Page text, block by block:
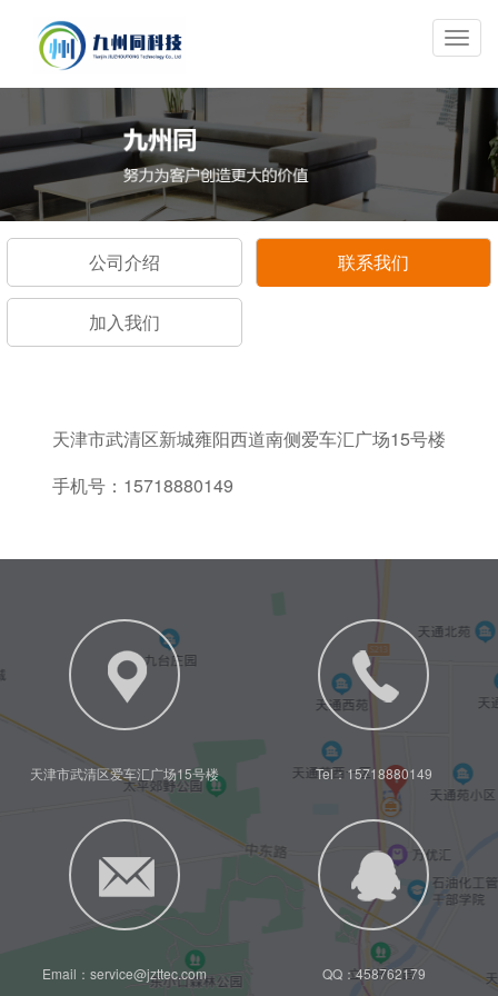
切
换
导
航
公司介绍 联系我们
加入我们
天津市武清区新城雍阳西道南侧爱车汇广场15号楼
手机号：15718880149
天津市武清区爱车汇广场15号楼 Tel：15718880149
Email：service@jzttec.com QQ：458762179